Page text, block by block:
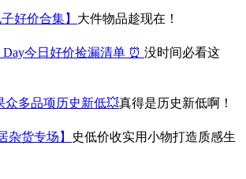
好价合集】 大件物品趁现在！
Day今日好价捡漏清单 ⏰ 没时间必看这
众多品项历史新低💥真得是历史新低啊！
杂货专场】
史低价收实用小物打造质感生